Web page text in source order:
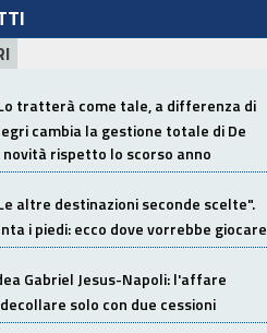
tratterà come tale, a differenza di
cambia la gestione totale di De
novità rispetto lo scorso anno
altre destinazioni seconde scelte".
i piedi: ecco dove vorrebbe giocare
Gabriel Jesus-Napoli: l'affare
solo con due cessioni